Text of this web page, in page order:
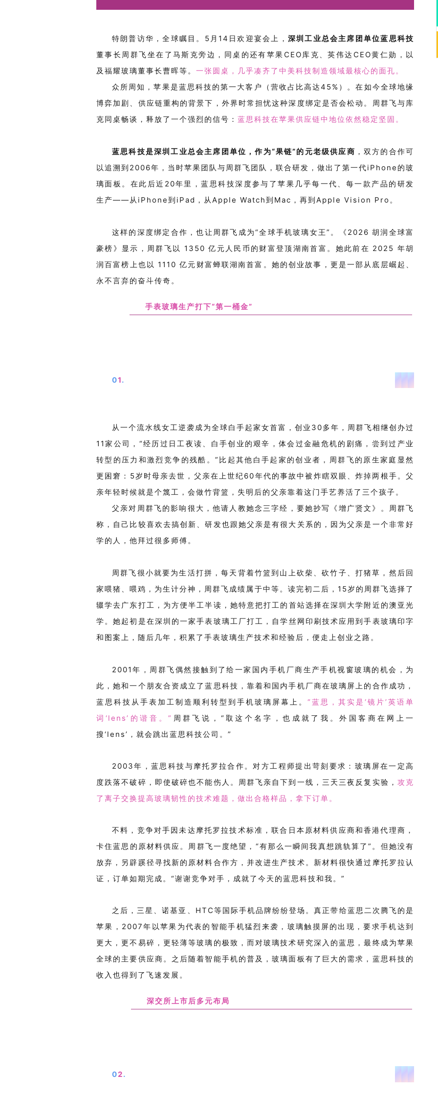
特朗普访华，全球瞩目。 5 月 14 日欢迎宴会上， 深圳工业总会主席团单位蓝思科技
董事长 周群飞坐在了马斯克旁边，同桌的还有苹果 CEO库克、英伟达 CEO黄仁勋，以
及福耀玻璃董事长曹晖等。 一张圆桌，几乎凑齐了中美科技制造领域最核心的面孔。
众所周知，苹果是蓝思科技的第一大客户（营收占比高达45%）。在如今全球地缘
博弈加剧、供应链重构的背景下，外界时常担忧这种深度绑定是否会松动。周群飞与库
克同桌畅谈，释放了一个强烈的信号： 蓝思科技在苹果供应链中地位依然稳定坚固 。
蓝思科技是深圳工业总会主席团单位，作为“果链”的元老级供应商 ，双方的 合作可
以追溯到 2006年 ， 当时苹果团队与周群飞团队 ，联合研发， 做出了第一代iPhone 的玻
璃面板。在此后近 20年里，蓝思科技深度参与了苹果几乎每一代、每一款产品的研发
生产——从 iPhone到 iPad ，从Apple Watch到 Mac ，再到Apple Vision Pro 。
这样的深度绑定合作，也让 周群飞 成为“全球手机玻璃女王” 。 《 2026 胡润全球富
豪榜》
显示 ，周群飞以 1350 亿元人民币的财富登顶湖南首富。她此前在 2025 年胡
润百富榜上也以 1110 亿元财富蝉联湖南首富。 她的创业故事， 更是一部从底层崛起、
永不言弃的奋斗传奇。
01.
手表玻璃生产打下“第一桶金”
从一个流水线女工逆袭成为全球白手起家女首富， 创业 30多年 ， 周群飞相继创办过
11 家公司， “经历过日工夜读、白手创业的艰辛，体会过金融危机的剧痛，尝到过产业
转型的压力和激烈竞争的残酷。 ” 比起其他白手起家的创业者，周群飞的原生家庭显然
更困窘： 5岁时母亲去世，父亲在上世纪60年代的事故中被炸瞎双眼、炸掉两根手。父
亲年轻时候就是个篾工，会做竹背篮，失明后的父亲靠着这门手艺养活了三个孩子。
父亲对周群飞的影响很大，他请人教她念三字经，要她抄写 《增广贤文》 。周群飞
称，自己比较喜欢去搞创新、研发也跟她父亲是有很大关系的，因为父亲是一个非常好
学的人，他拜过很多师傅。
周群飞很小就要为生活打拼，每天背着竹篮到山上砍柴、砍竹子、打猪草，然后回
家喂猪、喂鸡，为生计分神，周群飞成绩属于中等。读完初二后， 15岁的周群飞选择了
辍学去广东打工 ， 为方便半工半读， 她特意把打工的首站选择在深圳大学附近的澳亚光
学。她起初是在深圳 的一家手表玻璃工厂打工 ， 自学丝网印刷技术应用到手表玻璃印字
和图案上， 随后几年，积累 了 手表玻璃生产技术和经验后，便走上创业之路。
2001 年，周群飞偶然接触到了给一家国内手机厂商生产手机视窗玻璃的机会，为
此，她和一个朋友合资成立了蓝思科技，靠着和国内手机厂商在玻璃屏上的合作成功，
蓝思科技从手表加工制造 顺利 转型到手机玻璃屏幕上。 “蓝思，其实是 ‘镜片’英语单
词‘lens’ 的谐音。” 周群飞说， “ 取这个名字，也成就了我。外国客商在网上一
搜‘lens’ ，就会跳出蓝思科技公司。 ”
2003年，蓝思科技与摩托罗拉合作。对方工程师提出苛刻要求：玻璃屏在一定高
度跌落不破碎，即使破碎也不能伤人。周群飞亲自下到一线，三天三夜反复实验， 攻克
了 离子交换提高玻璃韧性的技术难题，做出合格样品，拿下订单。
不料，竞争对手因未达摩托罗拉技术标准，联合日本原材料供应商和香港代理商，
卡住蓝思的原材料供应。周群飞一度绝望， “有那么一瞬间我真想跳轨算了”。但她没有
放弃，另辟蹊径寻找新的原材料合作方，并改进生产技术。新材料很快通过摩托罗拉认
证，订单如期完成。“谢谢竞争对手，成就了今天的蓝思科技和我。”
之后，三星、诺基亚、 HTC等国际手机品牌纷纷登场。真正带给蓝思二次腾飞的是
苹果， 2007年以苹果为代表的智能手机猛烈来袭，玻璃触摸屏的出现，要求手机达到
更大，更不易碎，更轻薄等玻璃的极致，而对玻璃技术研究深入的蓝思，最终成为苹果
全球的主要供应商。之后随着智能手机的普及，玻璃面板有了巨大的需求，蓝思科技的
收入也得到了飞速发展。
02.
深交所上市后多元布局